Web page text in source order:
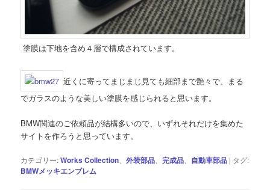
塗膜は下地を含め４層で構成されています。
近くに寄ってまじまじ見ても細部まで艶々で、まる
でガラスのような美しい塗膜を感じられると思います。
BMW関連のご依頼品が結構多いので、いずれそれだけを集めた
サイトを作ろうと思っています。
カテゴリー:Works Collection 、外装部品 、完成品 自動車部品 | タグ:
BMWメッキエンブレム